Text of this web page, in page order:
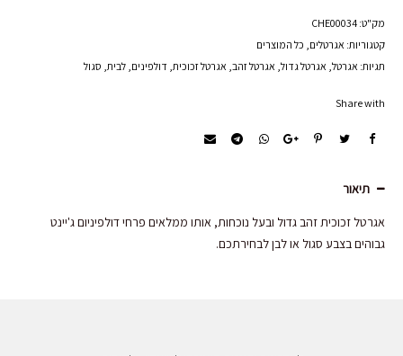
מק"ט: CHE00034
קטגוריות: אגרטלים, כל המוצרים
תגיות: אגרטל, אגרטל גדול, אגרטל זהב, אגרטל זכוכית, דולפינים, לבית, סגול
Share with
תיאור
אגרטל זכוכית זהב גדול ובעל נוכחות, אותו ממלאים פרחי דולפיניום ג'יינט
גבוהים בצבע סגול או לבן לבחירתכם.